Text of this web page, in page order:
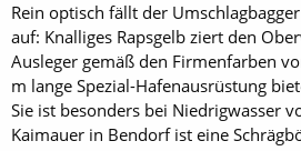
Rein optisch fällt der
auf: Knalliges Rapsgelb ziert den
Ausleger gemäß den Firmenfarben
m lange Spezial-Hafenausrüstung
Sie ist besonders bei Niedrigwasser
Kaimauer in Bendorf ist eine